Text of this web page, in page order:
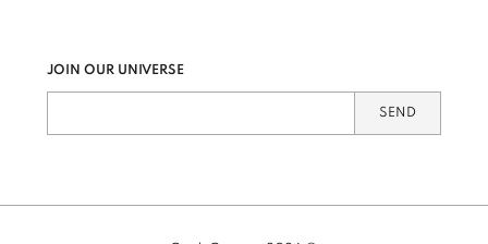
JOIN OUR UNIVERSE
SEND